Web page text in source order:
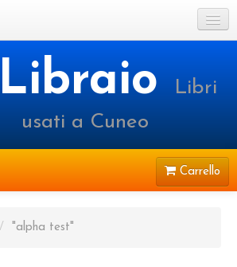
Libri
usati a Cuneo
Carrello
/ "alpha test"